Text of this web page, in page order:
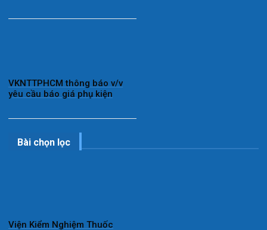
VKNTTPHCM thông báo v/v
yêu cầu báo giá phụ kiện
Bài chọn lọc
Viện Kiểm Nghiệm Thuốc